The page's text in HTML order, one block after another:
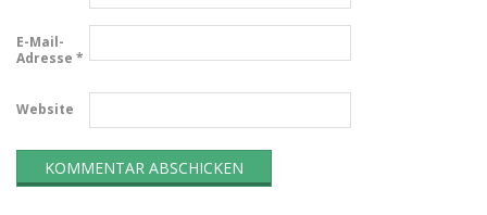
E-Mail-
Adresse *
Website